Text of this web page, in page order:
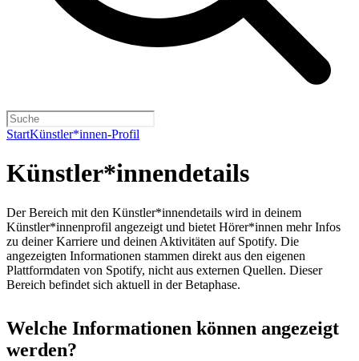
StartKünstler*innen-Profil
Künstler*innendetails
Der Bereich mit den Künstler*innendetails wird in deinem
Künstler*innenprofil angezeigt und bietet Hörer*innen mehr Infos
zu deiner Karriere und deinen Aktivitäten auf Spotify. Die
angezeigten Informationen stammen direkt aus den eigenen
Plattformdaten von Spotify, nicht aus externen Quellen. Dieser
Bereich befindet sich aktuell in der Betaphase.
Welche Informationen können angezeigt
werden?